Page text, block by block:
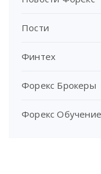
Пости
Финтех
Форекс Брокеры
Форекс Обучение